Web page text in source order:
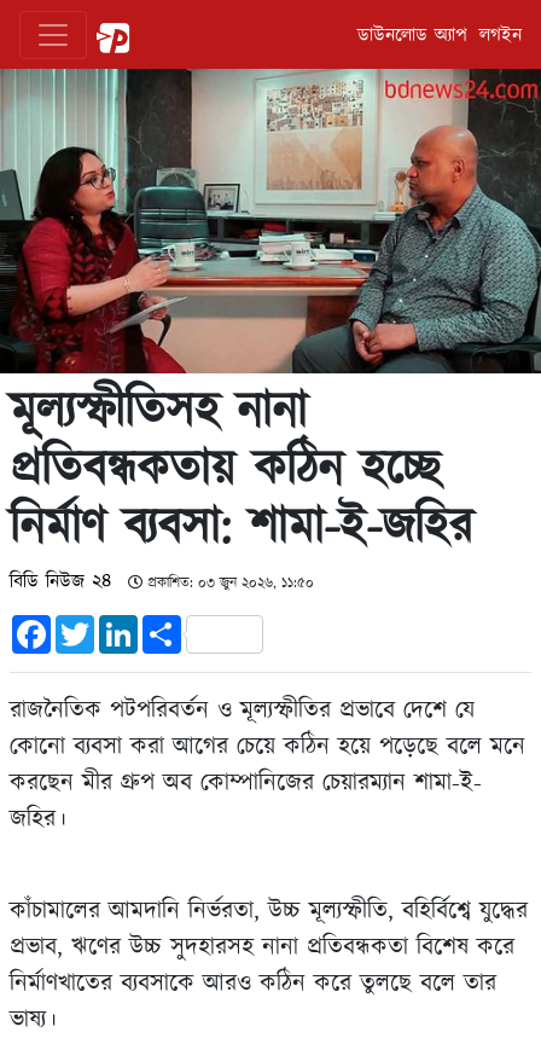
ডাউনলোড অ্যাপ লগইন
মূল্যস্ফীতিসহ নানা
প্রতিবন্ধকতায় কঠিন হচ্ছে
নির্মাণ ব্যবসা: শামা-ই-জহির
বিডি নিউজ ২৪ প্রকাশিত: ০৩ জুন ২০২৬, ১১:৫০
FacebookTwitterLinkedInShare
রাজনৈতিক পটপরিবর্তন ও মূল্যস্ফীতির প্রভাবে দেশে যে
কোনো ব্যবসা করা আগের চেয়ে কঠিন হয়ে পড়েছে বলে মনে
করছেন মীর গ্রুপ অব কোম্পানিজের চেয়ারম্যান শামা-ই-
জহির।
কাঁচামালের আমদানি নির্ভরতা, উচ্চ মূল্যস্ফীতি, বহির্বিশ্বে যুদ্ধের
প্রভাব, ঋণের উচ্চ সুদহারসহ নানা প্রতিবন্ধকতা বিশেষ করে
নির্মাণখাতের ব্যবসাকে আরও কঠিন করে তুলছে বলে তার
ভাষ্য।